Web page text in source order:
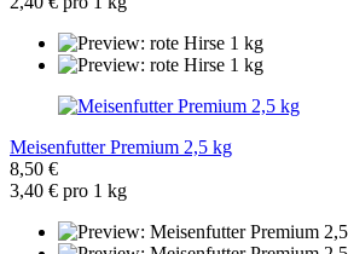
Meisenfutter Premium 2,5 kg
8,50 €
3,40 € pro 1 kg